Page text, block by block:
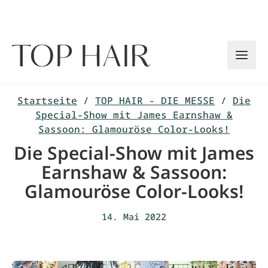
Startseite / TOP HAIR - DIE MESSE / Die
Special-Show mit James Earnshaw &
Sassoon: Glamouröse Color-Looks!
Die Special-Show mit James
Earnshaw & Sassoon:
Glamouröse Color-Looks!
14. Mai 2022